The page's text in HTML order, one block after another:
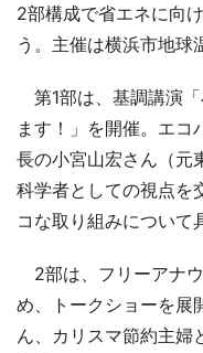
2部構成で省エネに向
う。主催は横浜市地球
第1部は、基調講演
ます！」を開催。エコ
長の小宮山宏さん（元
科学者としての視点を
コな取り組みについて
2部は、フリーアナ
め、トークショーを展
ん、カリスマ節約主婦